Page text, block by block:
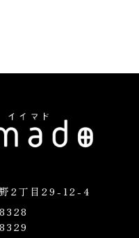
2丁目29-12-4